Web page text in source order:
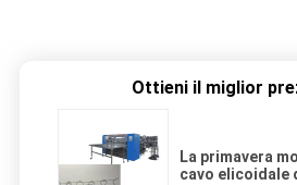
Ottieni il miglior
La primavera
cavo elicoidale